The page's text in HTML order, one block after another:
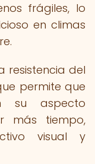
frágiles, lo
en climas
resistencia del
permite que
su aspecto
más tiempo,
visual y